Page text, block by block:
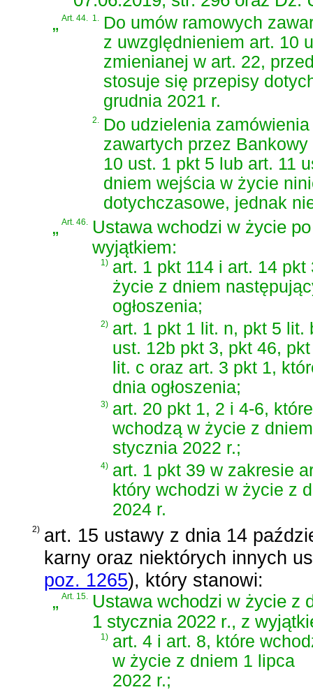
„Art. 44. 1. Do umów ramowych
z uwzględnieniem art. 10
zmienianej w art. 22,
stosuje się przepisy
grudnia 2021 r.
2. Do udzielenia
zawartych przez
10 ust. 1 pkt 5 lub art. 11
dniem wejścia w życie
dotychczasowe, jednak
„Art. 46. Ustawa wchodzi w życie
wyjątkiem:
1) art. 1 pkt 114 i art. 14
życie z dniem
ogłoszenia;
2) art. 1 pkt 1 lit. n, pkt 5 lit.
ust. 12b pkt 3, pkt 46,
lit. c oraz art. 3 pkt 1,
dnia ogłoszenia;
3) art. 20 pkt 1, 2 i 4-6, które
wchodzą w życie z
stycznia 2022 r.;
4) art. 1 pkt 39 w zakresie
który wchodzi w życie z
2024 r.
2) art. 15 ustawy z dnia 14
karny oraz niektórych innych
poz. 1265), który stanowi:
„Art. 15. Ustawa wchodzi w życie z
1 stycznia 2022 r., z
1) art. 4 i art. 8, które
w życie z dniem 1 lipca
2022 r.;